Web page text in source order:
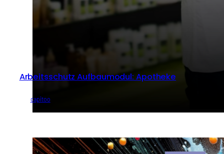
Arbeitsschutz Aufbaumodul: Apotheke
capitoo